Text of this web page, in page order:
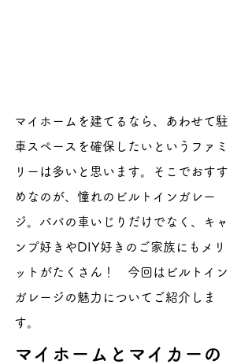
マイホームを建てるなら、あわせて駐
車スペースを確保したいというファミ
リーは多いと思います。そこでおすす
めなのが、憧れのビルトインガレー
ジ。パパの車いじりだけでなく、キャ
ンプ好きやDIY好きのご家族にもメリ
ットがたくさん！　今回はビルトイン
ガレージの魅力についてご紹介しま
す。
マイホームとマイカーの